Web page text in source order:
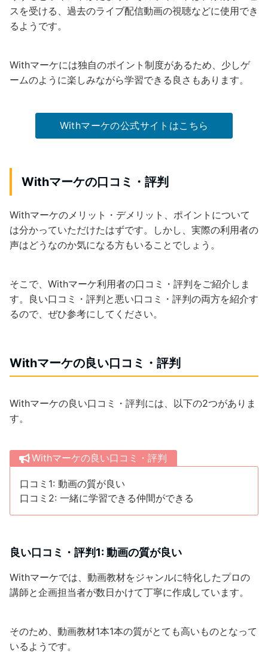
スを受ける、過去のライブ配信動画の視聴などに使用でき
るようです。
Withマーケには独自のポイント制度があるため、少しゲ
ームのように楽しみながら学習できる良さもあります。
Withマーケの公式サイトはこちら
Withマーケの口コミ・評判
Withマーケのメリット・デメリット、ポイントについて
は分かっていただけたはずです。しかし、実際の利用者の
声はどうなのか気になる方もいることでしょう。
そこで、Withマーケ利用者の口コミ・評判をご紹介しま
す。良い口コミ・評判と悪い口コミ・評判の両方を紹介す
るので、ぜひ参考にしてください。
Withマーケの良い口コミ・評判
Withマーケの良い口コミ・評判には、以下の2つがありま
す。
Withマーケの良い口コミ・評判
口コミ1: 動画の質が良い
口コミ2: 一緒に学習できる仲間ができる
良い口コミ・評判1: 動画の質が良い
Withマーケでは、動画教材をジャンルに特化したプロの
講師と企画担当者が数日かけて丁寧に作成しています。
そのため、動画教材1本1本の質がとても高いものとなって
いるようです。